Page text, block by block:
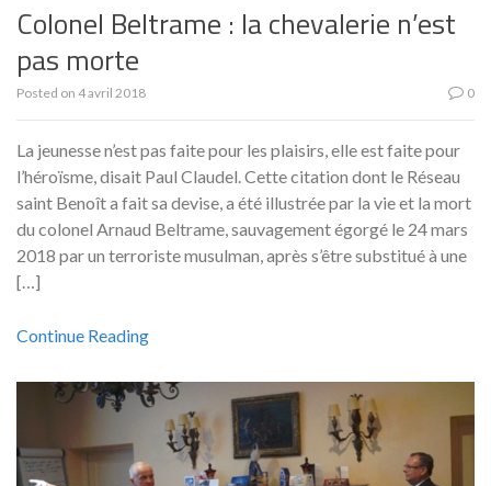
Colonel Beltrame : la chevalerie n’est
pas morte
Posted on 4 avril 2018 0
La jeunesse n’est pas faite pour les plaisirs, elle est faite pour
l’héroïsme, disait Paul Claudel. Cette citation dont le Réseau
saint Benoît a fait sa devise, a été illustrée par la vie et la mort
du colonel Arnaud Beltrame, sauvagement égorgé le 24 mars
2018 par un terroriste musulman, après s’être substitué à une
[…]
Continue Reading